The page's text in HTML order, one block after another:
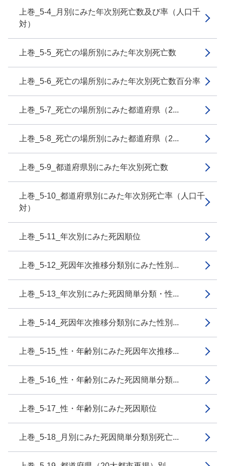
上巻_5-4_月別にみた年次別死亡数及び率（人口千
対）
上巻_5-5_死亡の場所別にみた年次別死亡数
上巻_5-6_死亡の場所別にみた年次別死亡数百分率
上巻_5-7_死亡の場所別にみた都道府県（2...
上巻_5-8_死亡の場所別にみた都道府県（2...
上巻_5-9_都道府県別にみた年次別死亡数
上巻_5-10_都道府県別にみた年次別死亡率（人口千
対）
上巻_5-11_年次別にみた死因順位
上巻_5-12_死因年次推移分類別にみた性別...
上巻_5-13_年次別にみた死因簡単分類・性...
上巻_5-14_死因年次推移分類別にみた性別...
上巻_5-15_性・年齢別にみた死因年次推移...
上巻_5-16_性・年齢別にみた死因簡単分類...
上巻_5-17_性・年齢別にみた死因順位
上巻_5-18_月別にみた死因簡単分類別死亡...